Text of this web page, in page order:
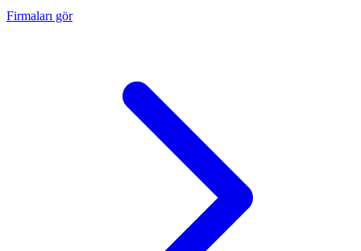
Firmaları gör